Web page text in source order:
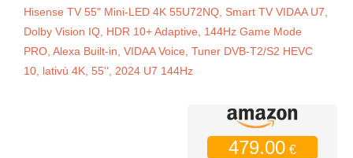
Hisense TV 55" Mini-LED 4K 55U72NQ, Smart TV VIDAA U7,
Dolby Vision IQ, HDR 10+ Adaptive, 144Hz Game Mode
PRO, Alexa Built-in, VIDAA Voice, Tuner DVB-T2/S2 HEVC
10, lativù 4K, 55'', 2024 U7 144Hz
479.00 €